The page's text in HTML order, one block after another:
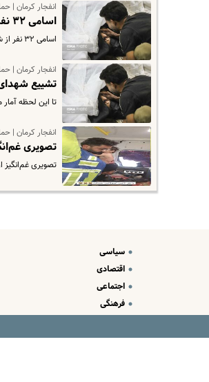
انفجار کرمان |
اسامی ۳۲ نفر از شهدای انفجار تروریستی کرمان اعلام شد
اسامی ۳۲ نفر از شهدای انفجار تروریستی کرمان اعلام شد
انفجار کرمان |
تشییع شهدای
تا این لحظه آمار
انفجار کرمان |
تصویری
تصویری غم‌انگیز
سیاسی
اقتصادی
اجتماعی
فرهنگی